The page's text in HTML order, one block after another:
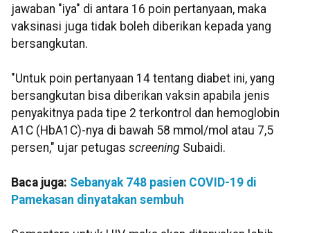
jawaban "iya" di antara 16 poin pertanyaan, maka
vaksinasi juga tidak boleh diberikan kepada yang
bersangkutan.
"Untuk poin pertanyaan 14 tentang diabet ini, yang
bersangkutan bisa diberikan vaksin apabila jenis
penyakitnya pada tipe 2 terkontrol dan hemoglobin
A1C (HbA1C)-nya di bawah 58 mmol/mol atau 7,5
persen," ujar petugas screening Subaidi.
Baca juga: Sebanyak 748 pasien COVID-19 di
Pamekasan dinyatakan sembuh